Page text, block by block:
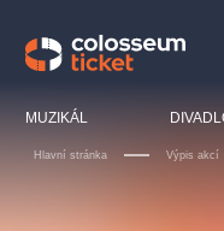
MUZIKÁL
Hlavní stránka Výpis akcí